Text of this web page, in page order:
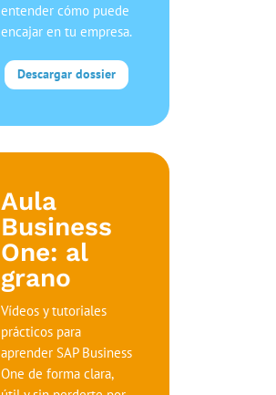
entender cómo puede
encajar en tu empresa.
Descargar dossier
Aula
Business
One: al
grano
Vídeos y tutoriales
prácticos para
aprender SAP Business
One de forma clara,